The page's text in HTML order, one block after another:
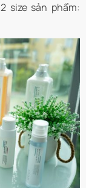
size sản phẩm: